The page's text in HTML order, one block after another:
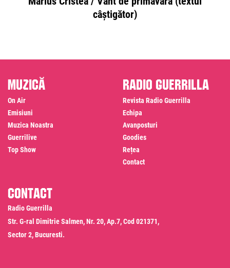
câștigător)
Muzică
On Air
Emisiuni
Muzica Noastra
Guerrilive
Top Show
Radio Guerrilla
Revista Radio Guerrilla
Echipa
Avanposturi
Goodies
Rețea
Contact
Contact
Radio Guerrilla
Str. G-ral Dimitrie Salmen, Nr. 20, Ap.7, Cod 021371,
Sector 2, Bucuresti.